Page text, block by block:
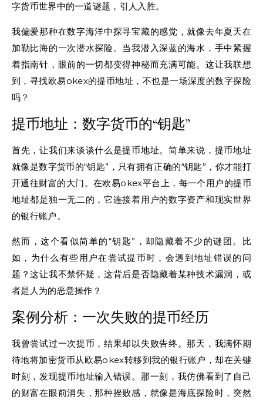
字货币世界中的一道谜题，引人入胜。
我偏爱那种在数字海洋中探寻宝藏的感觉，就像去年夏天在
加勒比海的一次潜水探险。当我潜入深蓝的海水，手中紧握
着指南针，眼前的一切都变得神秘而充满可能。这让我联想
到，寻找欧易okex的提币地址，不也是一场深度的数字探险
吗？
提币地址：数字货币的“钥匙”
首先，让我们来谈谈什么是提币地址。简单来说，提币地址
就像是数字货币的“钥匙”，只有拥有正确的“钥匙”，你才能打
开通往财富的大门。在欧易okex平台上，每一个用户的提币
地址都是独一无二的，它连接着用户的数字资产和现实世界
的银行账户。
然而，这个看似简单的“钥匙”，却隐藏着不少的谜团。比
如，为什么有些用户在尝试提币时，会遇到地址错误的问
题？这让我不禁怀疑，这背后是否隐藏着某种技术漏洞，或
者是人为的恶意操作？
案例分析：一次失败的提币经历
我曾尝试过一次提币，结果却以失败告终。那天，我满怀期
待地将加密货币从欧易okex转移到我的银行账户，却在关键
时刻，发现提币地址输入错误。那一刻，我仿佛看到了自己
的财富在眼前消失，那种挫败感，就像是海底探险时，突然